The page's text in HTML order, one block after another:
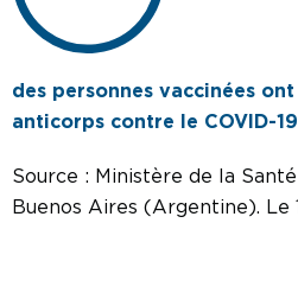
des personnes vaccinées
anticorps contre le COVID-19​
Source : Ministère de la
Buenos Aires (Argentine). Le